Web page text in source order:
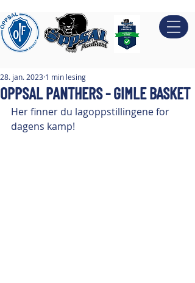
OPPSAL PANTHERS - GIMLE BASKET
28. jan. 2023 1 min lesing
Her finner du lagoppstillingene for
dagens kamp!